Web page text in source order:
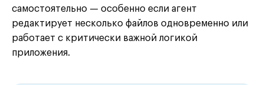
самостоятельно — особенно если агент
редактирует несколько файлов одновременно или
работает с критически важной логикой
приложения.